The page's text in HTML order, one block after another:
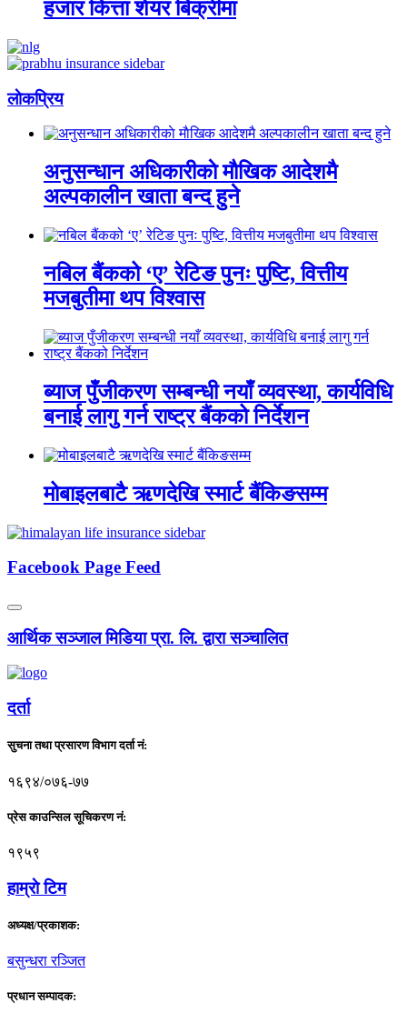
हजार कित्ता शेयर बिक्रीमा
लाेकप्रिय
अनुसन्धान अधिकारीकाे माैखिक आदेशमै
अल्पकालीन खाता बन्द हुने
नबिल बैंकको ‘ए’ रेटिङ पुनः पुष्टि, वित्तीय
मजबुतीमा थप विश्वास
ब्याज पुँजीकरण सम्बन्धी नयाँ व्यवस्था, कार्यविधि
बनाई लागु गर्न राष्ट्र बैंकको निर्देशन
मोबाइलबाटै ऋणदेखि स्मार्ट बैंकिङसम्म
Facebook Page Feed
आर्थिक सञ्जाल मिडिया प्रा. लि. द्वारा सञ्चालित
दर्ता
सुचना तथा प्रसारण विभाग दर्ता नं:
१६९४/०७६-७७
प्रेस काउन्सिल सूचिकरण नं:
१९५९
हाम्राे टिम
अध्यक्ष/प्रकाशक:
बसुन्धरा रञ्जित
प्रधान सम्पादक: